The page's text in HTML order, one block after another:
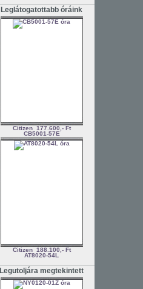
Leglátogatottabb óráink
Citizen 177.600,- Ft
CB5001-57E
Citizen 188.100,- Ft
AT8020-54L
Legutoljára megtekintett